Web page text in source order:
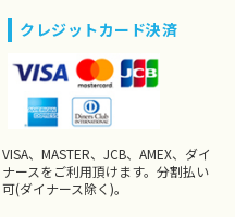
クレジットカード決済
VISA、MASTER、JCB、AMEX、ダイ
ナースをご利用頂けます。分割払い
可(ダイナース除く)。